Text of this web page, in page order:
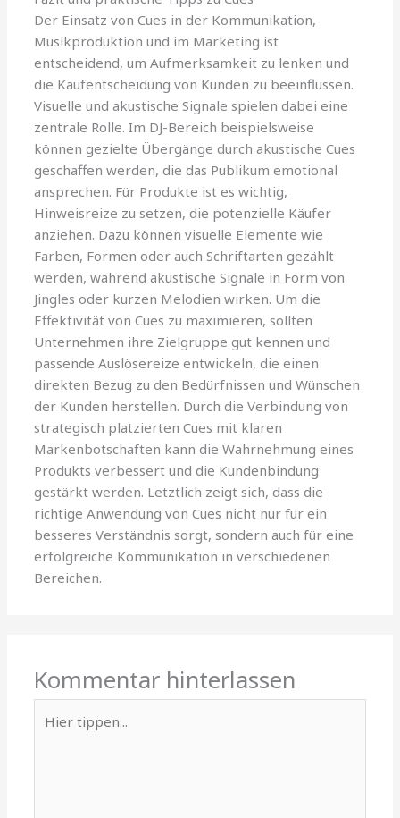
Der Einsatz von Cues in der Kommunikation,
Musikproduktion und im Marketing ist
entscheidend, um Aufmerksamkeit zu lenken und
die Kaufentscheidung von Kunden zu beeinflussen.
Visuelle und akustische Signale spielen dabei eine
zentrale Rolle. Im DJ-Bereich beispielsweise
können gezielte Übergänge durch akustische Cues
geschaffen werden, die das Publikum emotional
ansprechen. Für Produkte ist es wichtig,
Hinweisreize zu setzen, die potenzielle Käufer
anziehen. Dazu können visuelle Elemente wie
Farben, Formen oder auch Schriftarten gezählt
werden, während akustische Signale in Form von
Jingles oder kurzen Melodien wirken. Um die
Effektivität von Cues zu maximieren, sollten
Unternehmen ihre Zielgruppe gut kennen und
passende Auslösereize entwickeln, die einen
direkten Bezug zu den Bedürfnissen und Wünschen
der Kunden herstellen. Durch die Verbindung von
strategisch platzierten Cues mit klaren
Markenbotschaften kann die Wahrnehmung eines
Produkts verbessert und die Kundenbindung
gestärkt werden. Letztlich zeigt sich, dass die
richtige Anwendung von Cues nicht nur für ein
besseres Verständnis sorgt, sondern auch für eine
erfolgreiche Kommunikation in verschiedenen
Bereichen.
Kommentar hinterlassen
tippen...